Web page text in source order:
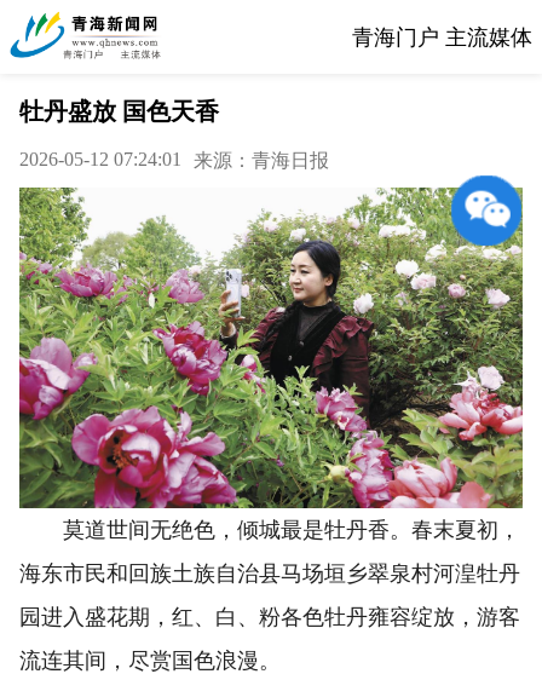
青海门户 主流媒体
牡丹盛放 国色天香
2026-05-12 07:24:01 来源：青海日报
莫道世间无绝色，倾城最是牡丹香。春末夏初，
海东市民和回族土族自治县马场垣乡翠泉村河湟牡丹
园进入盛花期，红、白、粉各色牡丹雍容绽放，游客
流连其间，尽赏国色浪漫。